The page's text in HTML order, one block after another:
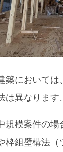
築において
は異なります。
規模案件の
枠組壁構法